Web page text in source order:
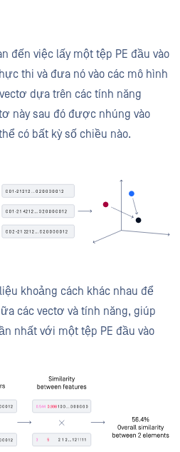
đến việc lấy một tệp PE đầu vào
thi và đưa nó vào các mô hình
dựa trên các tính năng
này sau đó được nhúng vào
có bất kỳ số chiều nào.
khoảng cách khác nhau để
các vectơ và tính năng, giúp
nhất với một tệp PE đầu vào